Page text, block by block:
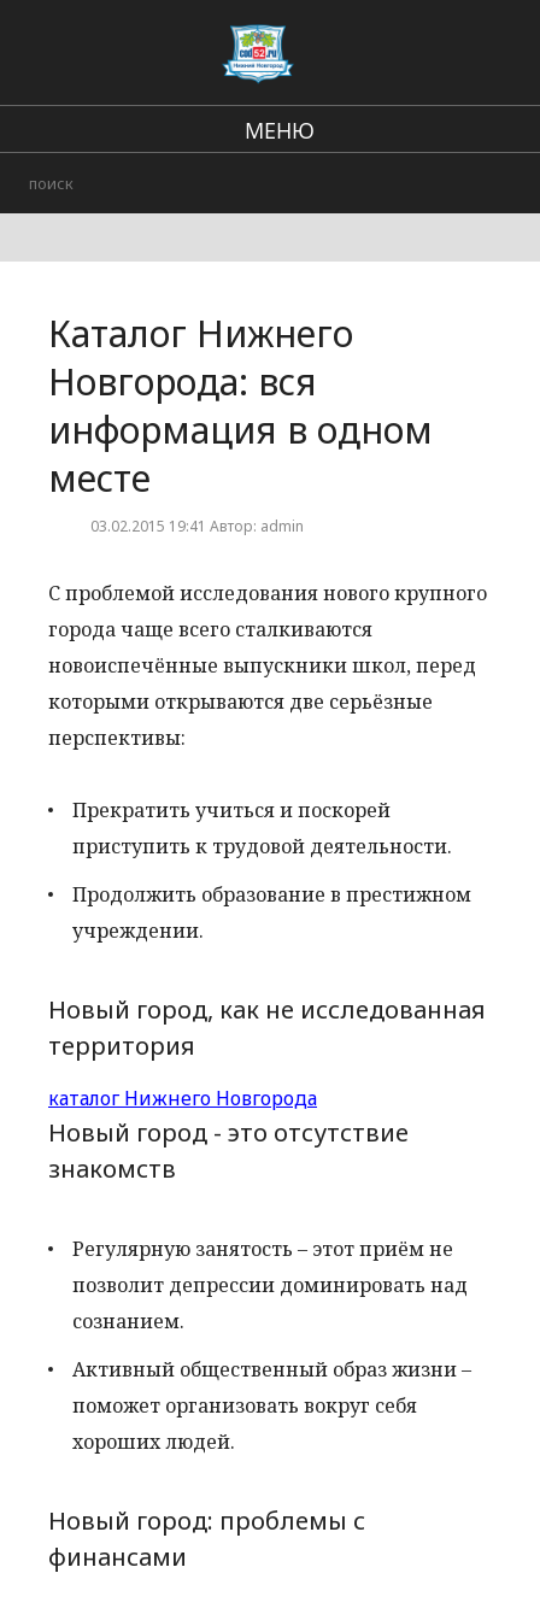
МЕНЮ
Городские события
Каталог Нижнего
Новгорода: вся
информация в одном
месте
03.02.2015 19:41 Автор: admin
С проблемой исследования нового крупного
города чаще всего сталкиваются
новоиспечённые выпускники школ, перед
которыми открываются две серьёзные
перспективы:
Прекратить учиться и поскорей
приступить к трудовой деятельности.
Продолжить образование в престижном
учреждении.
Новый город, как не исследованная
территория
каталог Нижнего Новгорода
Новый город - это отсутствие
знакомств
Регулярную занятость – этот приём не
позволит депрессии доминировать над
сознанием.
Активный общественный образ жизни –
поможет организовать вокруг себя
хороших людей.
Новый город: проблемы с
финансами